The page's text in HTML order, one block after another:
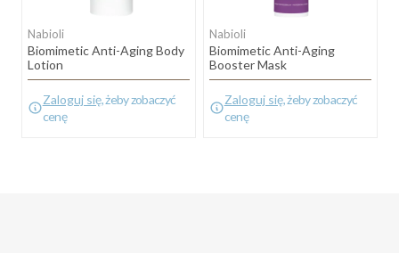
Nabioli
Biomimetic Anti-Aging Body
Lotion
Zaloguj się, żeby zobaczyć
cenę
Nabioli
Biomimetic Anti-Aging
Booster Mask
Zaloguj się, żeby zobaczyć
cenę